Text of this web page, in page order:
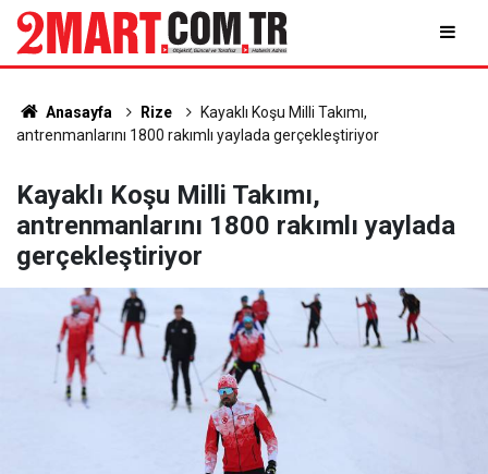
Anasayfa Rize
Kayaklı Koşu Milli Takımı,
antrenmanlarını 1800 rakımlı yaylada gerçekleştiriyor
Kayaklı Koşu Milli Takımı,
antrenmanlarını 1800 rakımlı yaylada
gerçekleştiriyor